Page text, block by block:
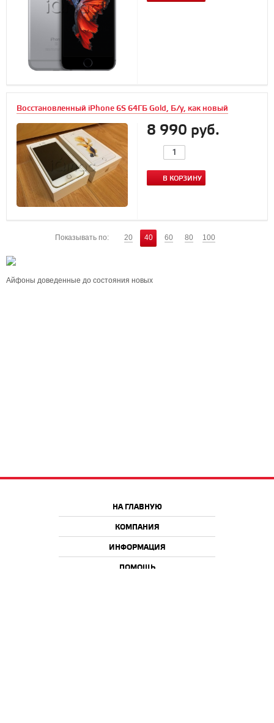
Восстановленный iPhone 6S 64ГБ Gold, Б/у, как новый
8 990 руб.
В КОРЗИНУ
Показывать по: 20 40 60 80 100
Айфоны доведенные до состояния новых
НА ГЛАВНУЮ
КОМПАНИЯ
ИНФОРМАЦИЯ
ПОМОЩЬ